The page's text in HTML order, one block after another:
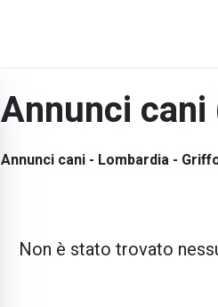
Annunci cani
Annunci cani - Lombardia -
Non è stato trovato